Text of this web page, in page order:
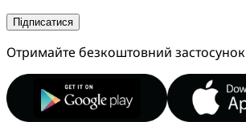
Підписатися
Отримайте безкоштовний застосунок